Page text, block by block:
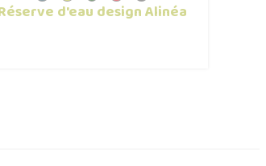
d'eau design Alinéa